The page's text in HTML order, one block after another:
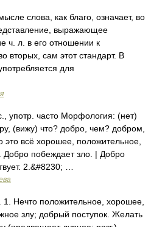
слова, как благо, означает, во
выражающее
ч. л. в его отношении к
вторых, сам этот стандарт. В
для
употр. часто Морфология: (нет)
(вижу) что? добро, чем? добром,
всё хорошее, положительное,
Добро побеждает зло. | Добро
2.&#8230; …
Нечто положительное, хорошее,
злу; добрый поступок. Желать